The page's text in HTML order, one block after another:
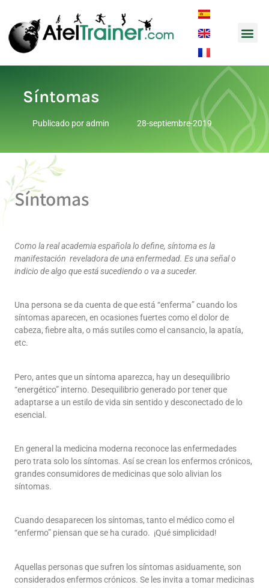
Síntomas
Publicado poradmin 28-septiembre-2019
Síntomas
Como la real academia española lo define, síntoma es la
manifestación reveladora de una enfermedad. Es una señal o
indicio de algo que está sucediendo o va a suceder.
Una persona se da cuenta de que está “enferma” cuando los
síntomas aparecen, en ocasiones fuertes como el dolor de
cabeza, fiebre alta, o más sutiles como el cansancio, la apatía,
etc.
Pero, antes que un síntoma aparezca, hay un desequilibrio
“energético” interno. Desequilibrio generado por tener que
adaptarse a un estilo de vida sin sentido y desconectado de lo
esencial.
En general la medicina moderna reconoce las enfermedades
pero trata solo los síntomas. Así se crean los enfermos crónicos,
grandes consumidores de medicinas que solo alivian los
síntomas.
Cuando desaparecen los síntomas, tanto el médico como el
“enfermo” piensan que se ha curado. ¡Qué simplicidad!
Aquellas personas que sufren los síntomas asiduamente, son
considerados enfermos crónicos. Se les invita a tomar medicinas